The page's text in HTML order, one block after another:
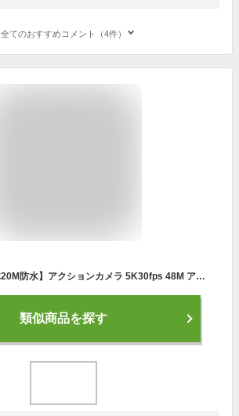
全てのおすすめコメント（4件）
【音声制御機能 本体20M防水】アクションカメラ 5K30fps 48M アクションカム スーパースムーズ手ぶれ補正 スポーツカメラ 170度広角レンズ WiFi搭載 リモコン付き 本機防水20M ウェアラブルカメラ 防水中カメラ ビデオカメラ スポーツカメラ バイクカム アウトドア
類似商品を探す